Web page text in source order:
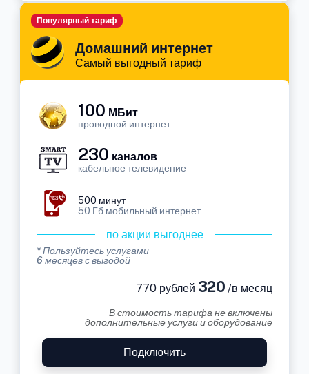
Домашний интернет
Самый выгодный тариф
Популярный тариф
100 МБит
проводной интернет
230 каналов
кабельное телевидение
500 минут
50 Гб мобильный интернет
по акции выгоднее
* Пользуйтесь услугами
6 месяцев с выгодой
770 рублей320 /в месяц
В стоимость тарифа не включены
дополнительные услуги и оборудование
Подключить